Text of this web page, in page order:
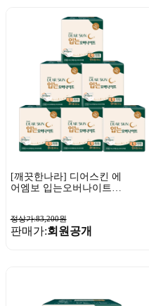
[깨끗한나라] 디어스킨 에
어엠보 입는오버나이트
정상가:83,200원
판매가:회원공개